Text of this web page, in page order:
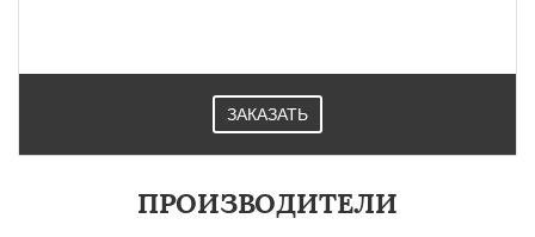
ЗАКАЗАТЬ
ПРОИЗВОДИТЕЛИ